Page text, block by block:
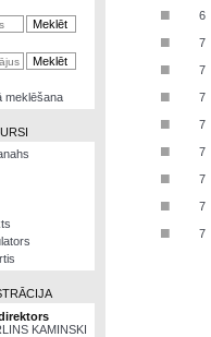
meklēšana
KAMINSKI
■ 6
■ 7
■ 7
■ 7
■ 7
■ 7
■ 7
■ 7
■ 7